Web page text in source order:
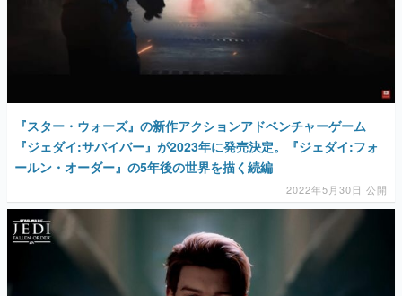
なんでゲームは面白い？
ゲーム開発者・hamatsu氏がゲームの魅力を画面や操作の
具体的な形から解き明かしていく、硬派で骨太な評論連載
の起源や用法の変遷を、コンピューター文化史研究家・タ
イニーP氏が徹底調査。
カテゴリ
特集記事
マンガ
『スター・ウォーズ』の新作アクションアドベンチャーゲーム
『ジェダイ:サバイバー』が2023年に発売決定。『ジェダイ:フォ
ールン・オーダー』の5年後の世界を描く続編
2022年5月30日 公開